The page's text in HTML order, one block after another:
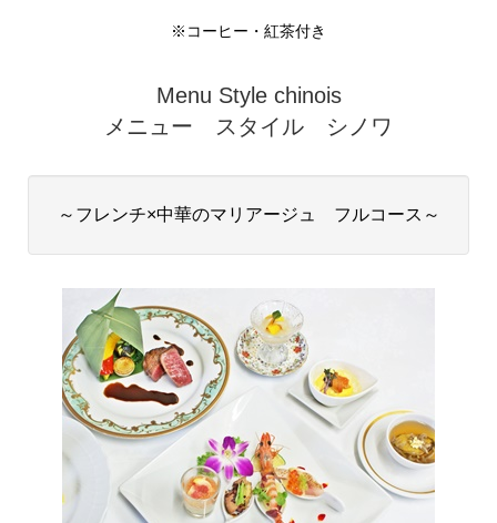
※コーヒー・紅茶付き
Menu Style chinois
メニュー スタイル シノワ
～フレンチ×中華のマリアージュ フルコース～